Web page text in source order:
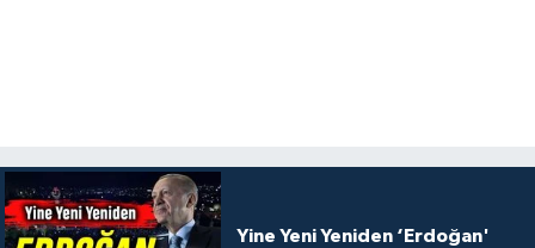
Yine Yeni Yeniden ‘Erdoğan'